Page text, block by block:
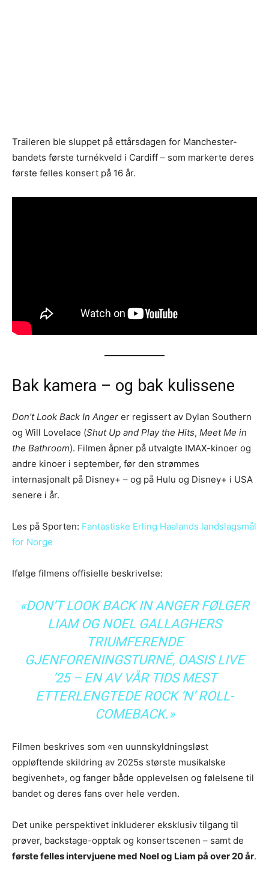
Traileren ble sluppet på ettårsdagen for Manchester-
bandets første turnékveld i Cardiff – som markerte deres
første felles konsert på 16 år.
Bak kamera – og bak kulissene
Don’t Look Back In Anger er regissert av Dylan Southern
og Will Lovelace (Shut Up and Play the Hits, Meet Me in
the Bathroom). Filmen åpner på utvalgte IMAX-kinoer og
andre kinoer i september, før den strømmes
internasjonalt på Disney+ – og på Hulu og Disney+ i USA
senere i år.
Les på Sporten: Fantastiske Erling Haalands landslagsmål
for Norge
Ifølge filmens offisielle beskrivelse:
«DON’T LOOK BACK IN ANGER FØLGER
LIAM OG NOEL GALLAGHERS
TRIUMFERENDE
GJENFORENINGSTURNÉ, OASIS LIVE
’25 – EN AV VÅR TIDS MEST
ETTERLENGTEDE ROCK ‘N’ ROLL-
COMEBACK.»
Filmen beskrives som «en uunnskyldningsløst
oppløftende skildring av 2025s største musikalske
begivenhet», og fanger både opplevelsen og følelsene til
bandet og deres fans over hele verden.
Det unike perspektivet inkluderer eksklusiv tilgang til
prøver, backstage-opptak og konsertscenen – samt de
første felles intervjuene med Noel og Liam på over 20 år.